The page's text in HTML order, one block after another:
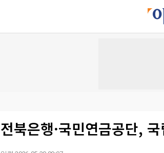
전북은행·국민연금공단,